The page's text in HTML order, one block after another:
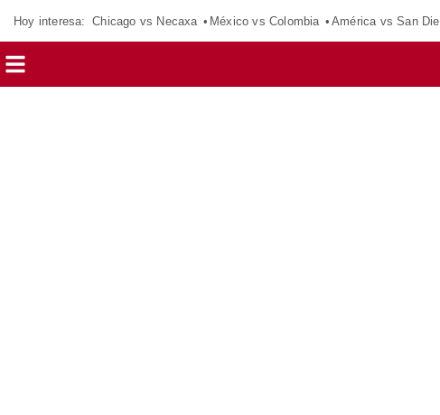
Hoy interesa: Chicago vs Necaxa México vs Colombia América vs San